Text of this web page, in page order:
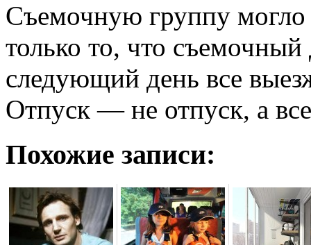
Съемочную группу могло
только то, что
следующий день все
Отпуск — не отпуск, а
Похожие записи: